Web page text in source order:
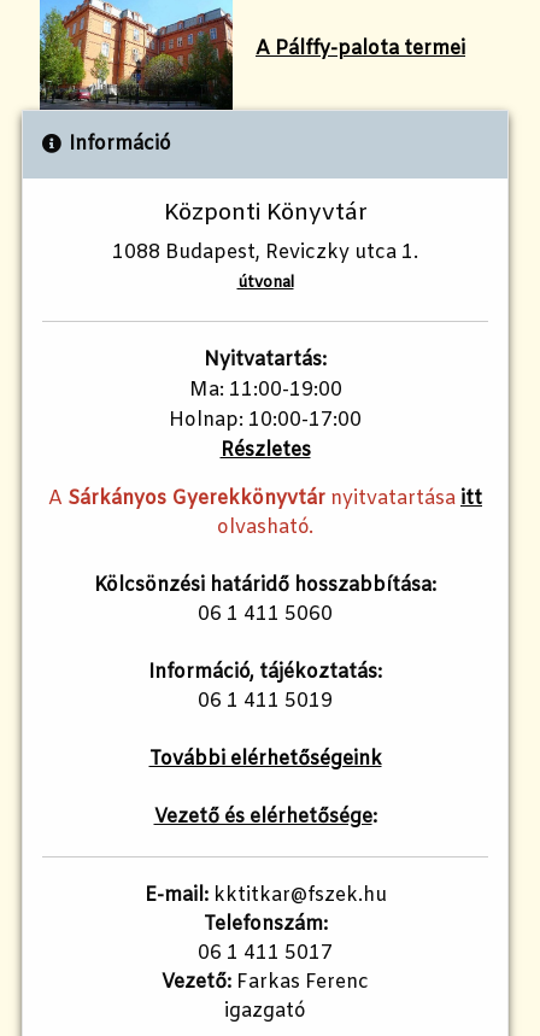
A Pálffy-palota termei
Információ
Központi Könyvtár
1088 Budapest, Reviczky utca 1.
útvonal
Nyitvatartás:
Ma: 11:00-19:00
Holnap: 10:00-17:00
Részletes
A Sárkányos Gyerekkönyvtár nyitvatartása itt
olvasható.
Kölcsönzési határidő hosszabbítása:
06 1 411 5060
Információ, tájékoztatás:
06 1 411 5019
További elérhetőségeink
Vezető és elérhetősége:
E-mail:kktitkar@fszek.hu
Telefonszám:
06 1 411 5017
Vezető: Farkas Ferenc
igazgató